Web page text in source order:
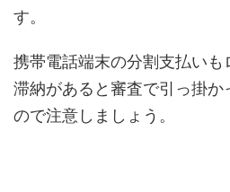
す。
携帯電話端末の分割支払いも
滞納があると審査で引っ掛か
ので注意しましょう。